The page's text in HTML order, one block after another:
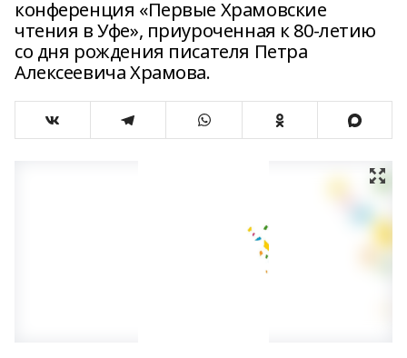
конференция «Первые Храмовские
чтения в Уфе», приуроченная к 80-летию
со дня рождения писателя Петра
Алексеевича Храмова.